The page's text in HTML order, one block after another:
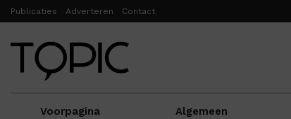
Publicaties Adverteren Contact
Voorpagina Algemeen